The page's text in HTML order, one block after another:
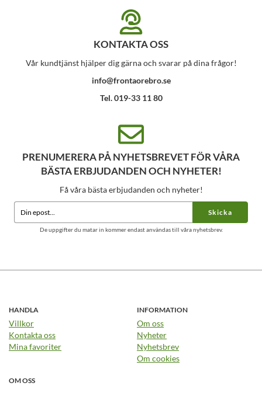
KONTAKTA OSS
Vår kundtjänst hjälper dig gärna och svarar på dina frågor!
info@frontaorebro.se
Tel. 019-33 11 80
PRENUMERERA PÅ NYHETSBREVET FÖR VÅRA
BÄSTA ERBJUDANDEN OCH NYHETER!
Få våra bästa erbjudanden och nyheter!
Skicka
De uppgifter du matar in kommer endast användas till våra nyhetsbrev.
HANDLA
Villkor
Kontakta oss
Mina favoriter
INFORMATION
Om oss
Nyheter
Nyhetsbrev
Om cookies
OM OSS